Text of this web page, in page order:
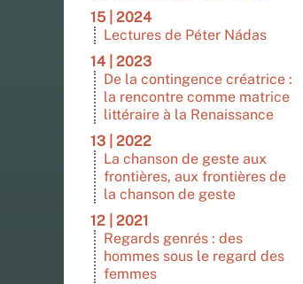
15 | 2024
Lectures de Péter Nádas
14 | 2023
De la contingence créatrice :
la rencontre comme matrice
littéraire à la Renaissance
13 | 2022
La chanson de geste aux
frontières, aux frontières de
la chanson de geste
12 | 2021
Regards genrés : des
hommes sous le regard des
femmes